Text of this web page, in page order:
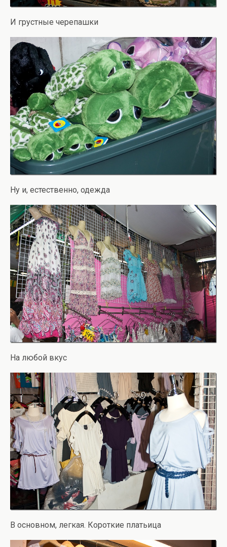
И грустные черепашки
Ну и, естественно, одежда
На любой вкус
В основном, легкая. Короткие платьица